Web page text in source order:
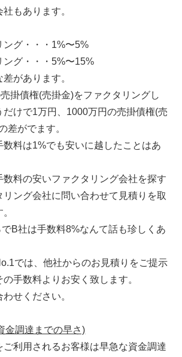
もあります。
ング・・・1%〜5%
ング・・・5%〜15%
があります。
掛債権(売掛金)をファクタリングし
だけで1万円、1000万円の売掛債権(売
差がでます。
数料は1%でも安いに越したことはあ
数料の安いファクタリング会社を探す
リング会社に問い合わせて見積りを取
B社は手数料8%なんて話も珍しくあ
では、他社からのお見積りをご提示
手数料よりお安く致します。
せください。
金調達までの早さ)
ご利用されるお客様は早急な資金調達